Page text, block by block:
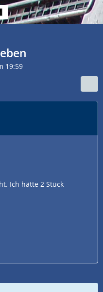
19:59
Ich hätte 2 Stück